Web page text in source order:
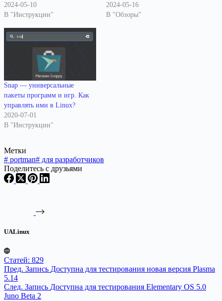
2024-05-10
В "Инструкции"
2024-05-16
В "Обзоры"
Snap — универсальные
пакеты программ и игр. Как
управлять ими в Linux?
2020-07-01
В "Инструкции"
Метки
# portman# для разработчиков
Поделитесь с друзьями
UALinux
Статей: 829
Пред. Запись Доступна для тестирования новая версия Plasma
5.14
След. Запись Доступна для тестирования Elementary OS 5.0
Juno Beta 2